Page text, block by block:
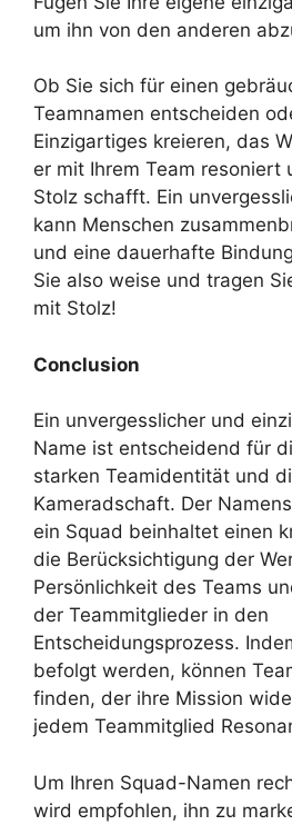
um ihn von den anderen
Ob Sie sich für einen
Teamnamen entscheiden
Einzigartiges kreieren, das
er mit Ihrem Team resoniert
Stolz schafft. Ein
kann Menschen
und eine dauerhafte
Sie also weise und tragen
mit Stolz!
Conclusion
Ein unvergesslicher und
Name ist entscheidend für
starken Teamidentität und
Kameradschaft. Der
ein Squad beinhaltet einen
die Berücksichtigung der
Persönlichkeit des Teams
der Teammitglieder in den
Entscheidungsprozess.
befolgt werden, können
finden, der ihre Mission
jedem Teammitglied
Um Ihren Squad-Namen
wird empfohlen, ihn zu